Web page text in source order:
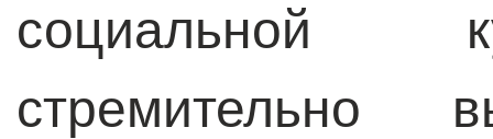
социальной